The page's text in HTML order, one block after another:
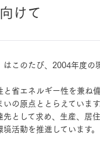
トけて
このたび、2004年度の
省エネルギー性を兼ね
の原点ととらえています
として求め、生産、居住
活動を推進しています。